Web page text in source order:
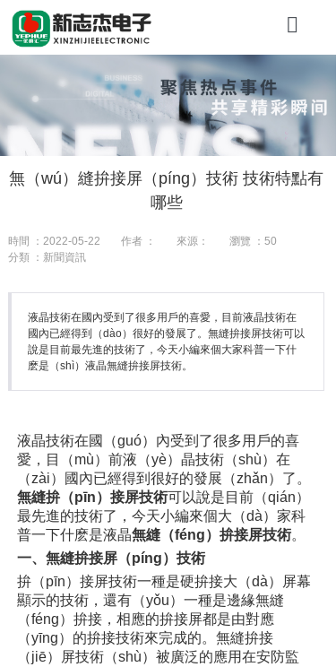
關於
產品
工程
無（wú）縫拚接屏（píng）技術 技術特點有
哪些
時間 ：2022-05-22 作者 ： 來源： 瀏覽 ：50
分類 ：新聞資訊
液晶技術在國內受到了很多用戶的喜愛，目前液晶技術在
國內已經得到（dào）很好的發展了。無縫拚接屏技術可以
說是目前最先進的技術了，今天小編來個大家科普一下什
麽是（shì）液晶無縫拚接屏技術。
液晶技術在國（guó）內受到了很多用戶的喜
愛，目（mù）前液（yè）晶技術（shù）在
（zài）國內已經得到很好的發展（zhǎn）了。
無縫拚（pīn）接屏技術可以說是目前（qián）
最先進的技術了，今天小編來個大（dà）家科
普一下什麽是液晶無縫（féng）拚接屏技術。
一、無縫拚接屏（píng）技術
拚（pīn）接屏技術一種是硬拚接大（dà）屏幕
顯示的技術，還有（yǒu）一種是邊緣無縫
（féng）拚接，相應的拚接屏都是由對應
（yīng）的拚接技術來完成的。無縫拚接
（jiē）屏技術（shù）被廣泛的應用在安防監